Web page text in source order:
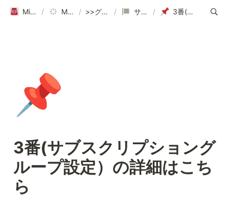
Mikawaya Subscriptionヘルプページ｜ご利用ガイド / Mikawaya Subscription / >>グループ設定など各種設定はこちら / サブスクリプショングループ基本設定 / 3番(サブスクリプショングループ設定）の詳細はこちら
📌
3番(サブスクリプショング
ループ設定）の詳細はこち
ら